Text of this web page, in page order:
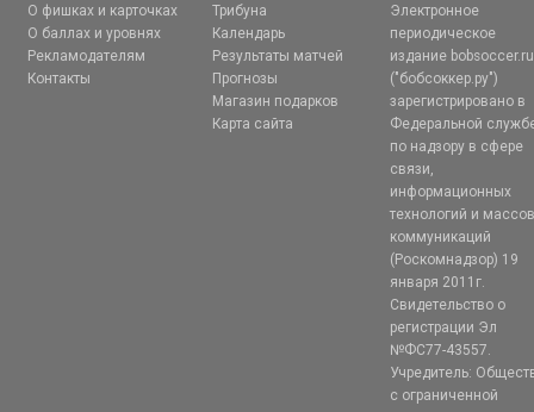
О фишках и карточках
О баллах и уровнях
Рекламодателям
Контакты
Трибуна
Календарь
Результаты матчей
Прогнозы
Магазин подарков
Карта сайта
Электронное
периодическое
издание bobsoccer.ru
("бобсоккер.ру")
зарегистрировано в
Федеральной
по надзору в сфере
связи,
информационных
технологий и
коммуникаций
(Роскомнадзор) 19
января 2011г.
Свидетельство о
регистрации Эл
№ФС77-43557.
Учредитель:
с ограниченной